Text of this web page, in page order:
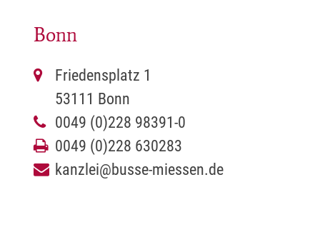
Bonn
Friedensplatz 1
53111 Bonn
0049 (0)228 98391-0
0049 (0)228 630283
kanzlei@busse-miessen.de